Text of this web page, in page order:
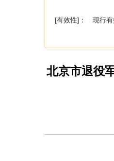
[有效性]： 现行有
北京市退役